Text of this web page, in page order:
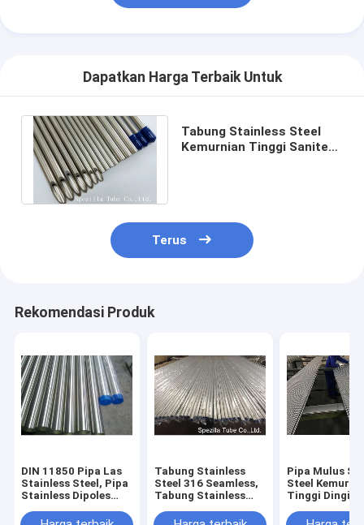
Dapatkan Harga Terbaik Untuk
Tabung Stainless Steel
Kemurnian Tinggi Saniter
Terus
Rekomendasi Produk
DIN 11850 Pipa Las
Stainless Steel, Pipa
Stainless Dipoles
Dipoles
Tabung Stainless
Steel 316 Seamless,
Tabung Stainless
Electropolished
Pipa Mulus
Steel
Tinggi Dingin
Industri